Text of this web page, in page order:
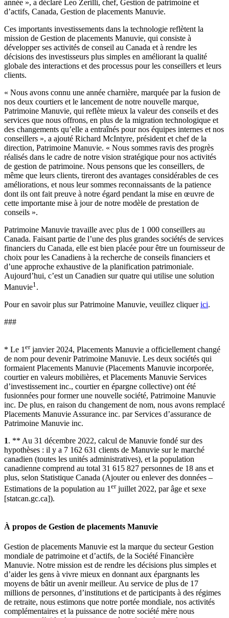
année », a déclaré Leo Zerilli, chef, Gestion de patrimoine et
d’actifs, Canada, Gestion de placements Manuvie.
Ces importants investissements dans la technologie reflètent la
mission de Gestion de placements Manuvie, qui consiste à
développer ses activités de conseil au Canada et à rendre les
décisions des investisseurs plus simples en améliorant la qualité
globale des interactions et des processus pour les conseillers et leurs
clients.
« Nous avons connu une année charnière, marquée par la fusion de
nos deux courtiers et le lancement de notre nouvelle marque,
Patrimoine Manuvie, qui reflète mieux la valeur des conseils et des
services que nous offrons, en plus de la migration technologique et
des changements qu’elle a entraînés pour nos équipes internes et nos
conseillers », a ajouté Richard McIntyre, président et chef de la
direction, Patrimoine Manuvie. « Nous sommes ravis des progrès
réalisés dans le cadre de notre vision stratégique pour nos activités
de gestion de patrimoine. Nous pensons que les conseillers, de
même que leurs clients, tireront des avantages considérables de ces
améliorations, et nous leur sommes reconnaissants de la patience
dont ils ont fait preuve à notre égard pendant la mise en œuvre de
cette importante mise à jour de notre modèle de prestation de
conseils ».
Patrimoine Manuvie travaille avec plus de 1 000 conseillers au
Canada. Faisant partie de l’une des plus grandes sociétés de services
financiers du Canada, elle est bien placée pour être un fournisseur de
choix pour les Canadiens à la recherche de conseils financiers et
d’une approche exhaustive de la planification patrimoniale.
Aujourd’hui, c’est un Canadien sur quatre qui utilise une solution
Manuvie1 .
Pour en savoir plus sur Patrimoine Manuvie, veuillez cliquerici.
###
* Le 1 erjanvier 2024, Placements Manuvie a officiellement changé
de nom pour devenir Patrimoine Manuvie. Les deux sociétés qui
formaient Placements Manuvie (Placements Manuvie incorporée,
courtier en valeurs mobilières, et Placements Manuvie Services
d’investissement inc., courtier en épargne collective) ont été
fusionnées pour former une nouvelle société, Patrimoine Manuvie
inc. De plus, en raison du changement de nom, nous avons remplacé
Placements Manuvie Assurance inc. par Services d’assurance de
Patrimoine Manuvie inc.
1. ** Au 31 décembre 2022, calcul de Manuvie fondé sur des
hypothèses : il y a 7 162 631 clients de Manuvie sur le marché
canadien (toutes les unités administratives), et la population
canadienne comprend au total 31 615 827 personnes de 18 ans et
plus, selon Statistique Canada (Ajouter ou enlever des données –
Estimations de la population au 1erjuillet 2022, par âge et sexe
[statcan.gc.ca]).
À propos de Gestion de placements Manuvie
Gestion de placements Manuvie est la marque du secteur Gestion
mondiale de patrimoine et d’actifs, de la Société Financière
Manuvie. Notre mission est de rendre les décisions plus simples et
d’aider les gens à vivre mieux en donnant aux épargnants les
moyens de bâtir un avenir meilleur. Au service de plus de 17
millions de personnes, d’institutions et de participants à des régimes
de retraite, nous estimons que notre portée mondiale, nos activités
complémentaires et la puissance de notre société mère nous